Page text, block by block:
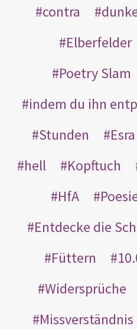
contra
Elberfelder
Poetry Slam
indem du ihn
Stunden
Esra
hell
Kopftuch
HfA
Entdecke die
Füttern
Widersprüche
Missverständnis